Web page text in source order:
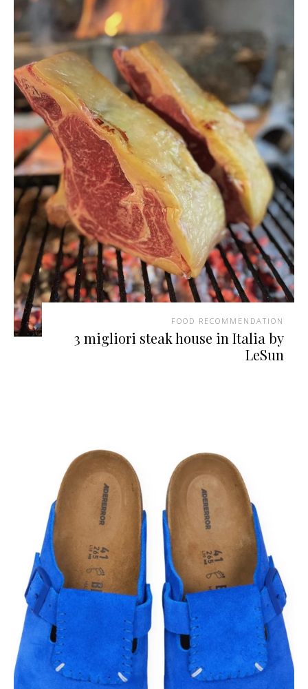
FOOD RECOMMENDATION
3 migliori steak house in Italia by
LeSun